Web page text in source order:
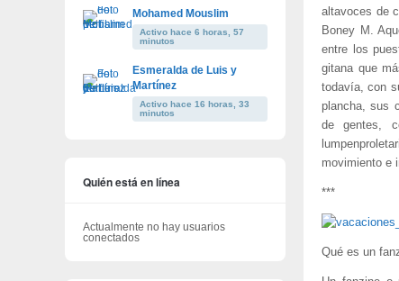
altavoces de
Boney M.
entre los
gitana que
todavía, con
plancha, sus
de gentes,
movimiento e
***
Qué es un
Mohamed Mouslim
Activo hace 6 horas, 57
minutos
Esmeralda de Luis y
Martínez
Activo hace 16 horas, 33
minutos
Quién está en línea
Actualmente no hay usuarios
conectados